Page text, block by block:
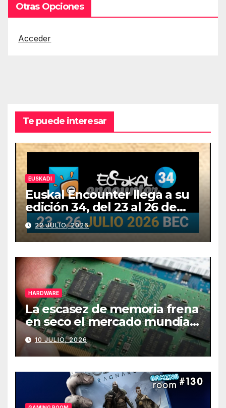
Otras Opciones
Acceder
Te puede interesar
EUSKADI
Euskal Encounter llega a su
edición 34, del 23 al 26 de
julio
22 JULIO, 2026
HARDWARE
La escasez de memoria frena
en seco el mercado mundial
de PCs
10 JULIO, 2026